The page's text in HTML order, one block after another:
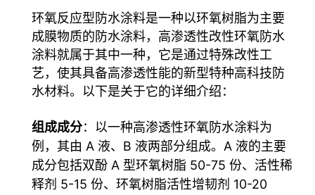
环氧反应型防水涂料是一种以环氧树脂为主要
成膜物质的防水涂料，高渗透性改性环氧防水
涂料就属于其中一种，它是通过特殊改性工
艺，使其具备高渗透性能的新型特种高科技防
水材料。以下是关于它的详细介绍：
组成成分：以一种高渗透性环氧防水涂料为
例，其由 A 液、B 液两部分组成。A 液的主要
成分包括双酚 A 型环氧树脂 50-75 份、活性稀
释剂 5-15 份、环氧树脂活性增韧剂 10-20